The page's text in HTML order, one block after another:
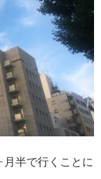
半で行くことに